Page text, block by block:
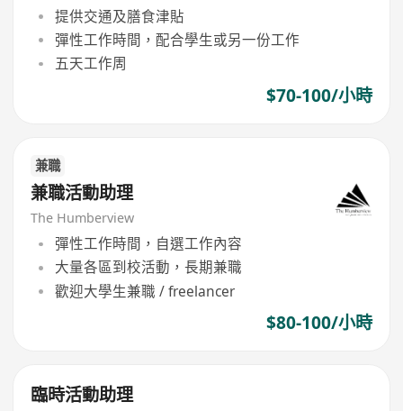
提供交通及膳食津貼
彈性工作時間，配合學生或另一份工作
五天工作周
$70-100/小時
兼職
兼職活動助理
The Humberview
彈性工作時間，自選工作內容
大量各區到校活動，長期兼職
歡迎大學生兼職 / freelancer
$80-100/小時
臨時活動助理